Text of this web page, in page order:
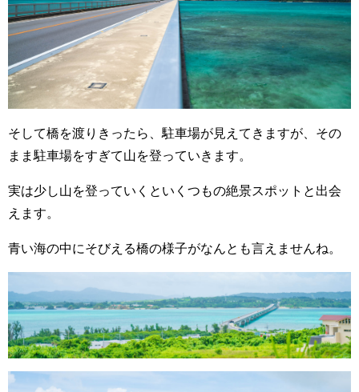
そして橋を渡りきったら、駐車場が見えてきますが、その
まま駐車場をすぎて山を登っていきます。
実は少し山を登っていくといくつもの絶景スポットと出会
えます。
青い海の中にそびえる橋の様子がなんとも言えませんね。